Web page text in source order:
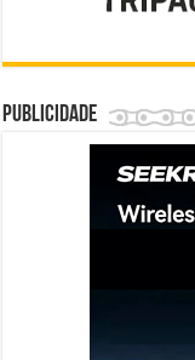
Publicidade